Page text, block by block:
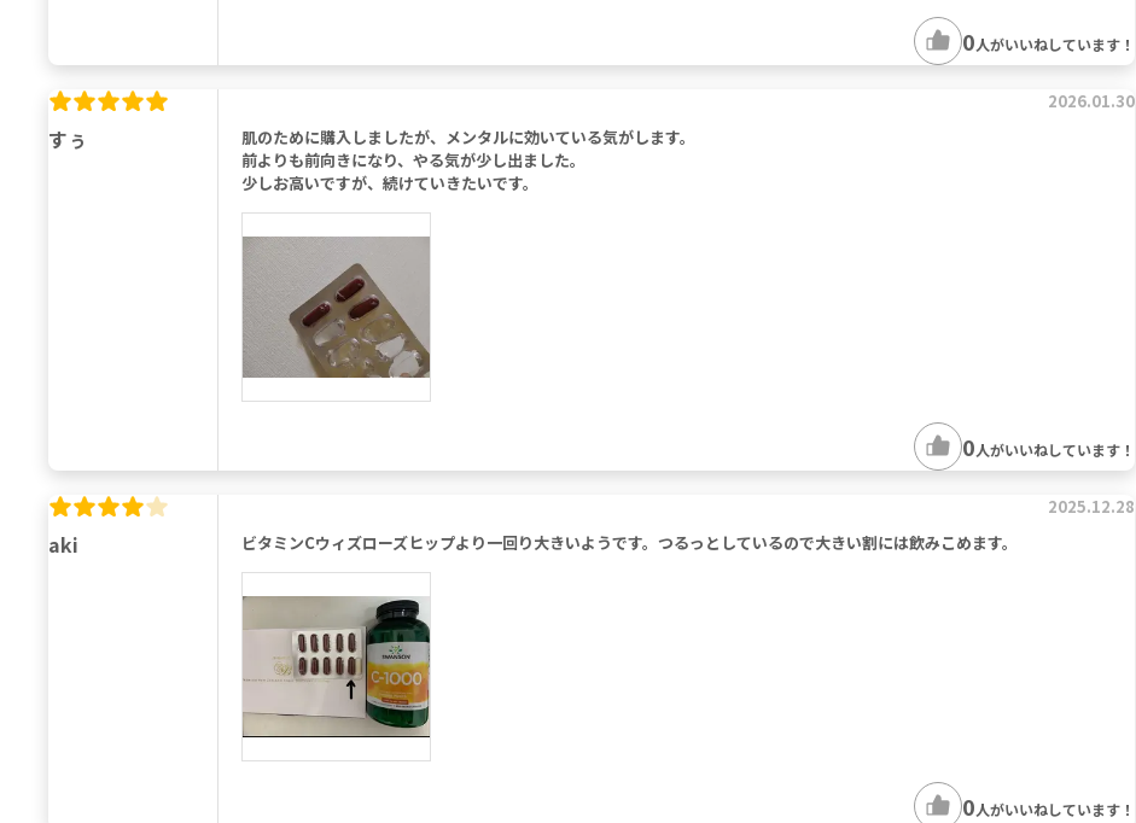
0人がいいねしています！
すぅ
2026.01.30
肌のために購入しましたが、メンタルに効いている気がします。
前よりも前向きになり、やる気が少し出ました。
少しお高いですが、続けていきたいです。
0人がいいねしています！
aki
2025.12.28
ビタミンCウィズローズヒップより一回り大きいようです。つるっとしているので大きい割には飲みこめます。
0人がいいねしています！